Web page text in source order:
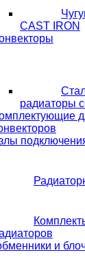
CAST IRON
радиаторы
и